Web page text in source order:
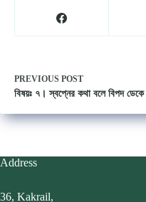
PREVIOUS POST
বিষয়ঃ ৭। স্বপ্নের কথা বলে বিপদ
Address
36, Kakrail,